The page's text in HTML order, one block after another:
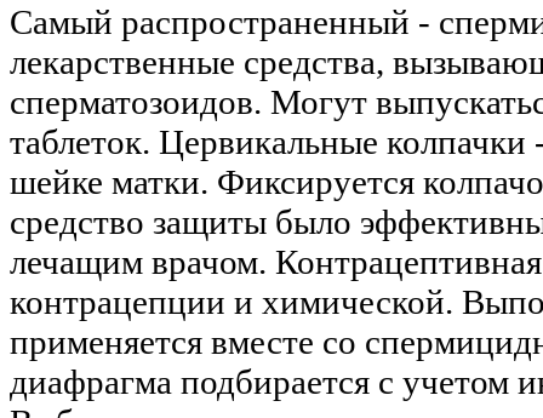
Самый распространенный -
лекарственные средства,
сперматозоидов. Могут
таблеток. Цервикальные
шейке матки. Фиксируется
средство защиты было
лечащим врачом.
контрацепции и химической.
применяется вместе со
диафрагма подбирается с учетом